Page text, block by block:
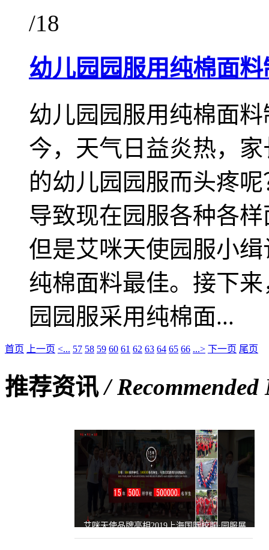
/18
幼儿园园服用纯棉面
幼儿园园服用纯棉面
今，天气日益炎热，
的幼儿园园服而头疼
导致现在园服各种各
但是艾咪天使园服小
纯棉面料最佳。接下
园园服采用纯棉面...
首页 上一页 <... 57 58 59 60 61 62 63 64 65 66 ...> 下一页 尾页
推荐资讯/ Recommended
艾咪天使品牌亮相2019上海国际校服·园服展